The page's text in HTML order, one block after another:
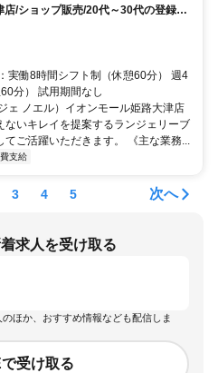
/ショップ販売/20代～30代の登録者
活躍/姫路市/お仕事No245226
実働8時間シフト制（休憩60分） 週4
分） 試用期間なし
ェ ノエル）イオンモール姫路大津店
ないキレイを提案するランジェリーブ
ご活躍いただきます。 《主な業務...
支給
3 4 5 次へ
求人を受け取る
ほか、おすすめ情報なども配信しま
受け取る